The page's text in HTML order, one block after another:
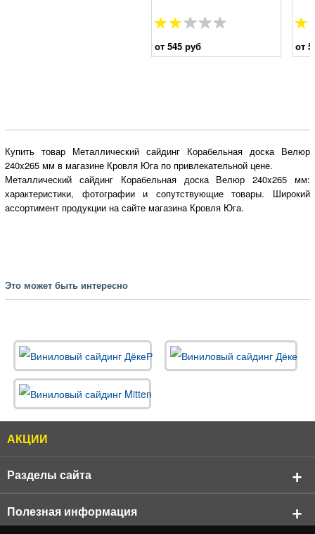
от 545 руб от
Купить товар Металлический сайдинг Корабельная доска Велюр
240x265 мм в магазине Кровля Юга по привлекательной цене.
Металлический сайдинг Корабельная доска Велюр 240x265 мм:
характеристики, фотографии и сопутствующие товары. Широкий
ассортимент продукции на сайте магазина Кровля Юга.
Это может быть интересно
АКЦИИ
Разделы сайта
Реквизиты компании
Полезная информация